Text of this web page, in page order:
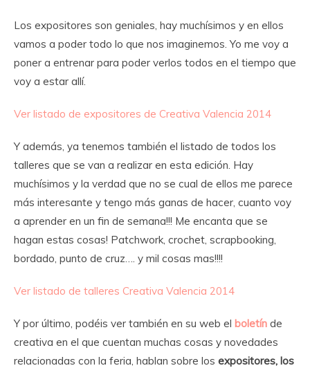
Los expositores son geniales, hay muchísimos y en ellos
vamos a poder todo lo que nos imaginemos. Yo me voy a
poner a entrenar para poder verlos todos en el tiempo que
voy a estar allí.
Ver listado de expositores de Creativa Valencia 2014
Y además, ya tenemos también el listado de todos los
talleres que se van a realizar en esta edición. Hay
muchísimos y la verdad que no se cual de ellos me parece
más interesante y tengo más ganas de hacer, cuanto voy
a aprender en un fin de semana!!! Me encanta que se
hagan estas cosas! Patchwork, crochet, scrapbooking,
bordado, punto de cruz…. y mil cosas mas!!!!
Ver listado de talleres Creativa Valencia 2014
Y por último, podéis ver también en su web el boletín de
creativa en el que cuentan muchas cosas y novedades
relacionadas con la feria, hablan sobre los expositores, los